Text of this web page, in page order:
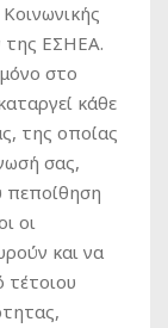
της ΕΣΗΕΑ.
στο
κάθε
της οποίας
σας,
πεποίθηση
οι
και να